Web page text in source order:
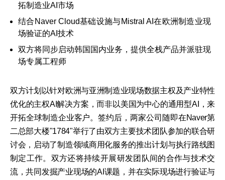
拓制造业AI市场
结合Naver Cloud基础设施与Mistral AI在欧洲制造业现
场验证的AI技术
双方将同步启动韩国国内业务，提供全栈产品并派驻现
场专属工程师
双方计划以针对欧洲与亚洲制造业现场数据主权及产业特性
优化的主权AI解决方案，而非以美国为中心的通用型AI，来
开拓全球制造企业客户。签约后，两家公司随即在Naver第
二总部大楼"1784"举行了由双方主要技术团队参加的联合研
讨会，启动了制造领域商用化服务的推出计划与执行路线图
制定工作。双方还将持续开展研发团队间的合作与技术交
流，共同发掘产业现场的AI课题，并在实际现场进行验证与